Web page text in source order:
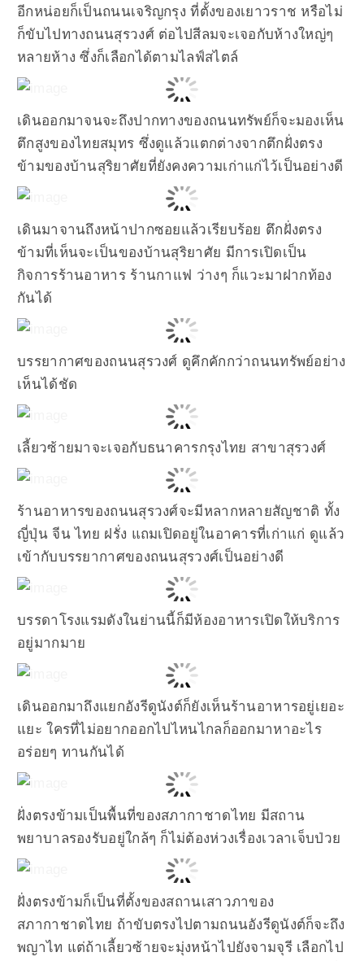
อีกหน่อยก็เป็นถนนเจริญกรุง ที่ตั้งของเยาวราช หรือไม่
ก็ขับไปทางถนนสุรวงศ์ ต่อไปสีลมจะเจอกับห้างใหญ่ๆ
หลายห้าง ซึ่งก็เลือกได้ตามไลฟ์สไตล์
เดินออกมาจนจะถึงปากทางของถนนทรัพย์ก็จะมองเห็น
ตึกสูงของไทยสมุทร ซึ่งดูแล้วแตกต่างจากตึกฝั่งตรง
ข้ามของบ้านสุริยาศัยที่ยังคงความเก่าแก่ไว้เป็นอย่างดี
เดินมาจานถึงหน้าปากซอยแล้วเรียบร้อย ตึกฝั่งตรง
ข้ามที่เห็นจะเป็นของบ้านสุริยาศัย มีการเปิดเป็น
กิจการร้านอาหาร ร้านกาแฟ ว่างๆ ก็แวะมาฝากท้อง
กันได้
บรรยากาศของถนนสุรวงศ์ ดูคึกคักกว่าถนนทรัพย์อย่าง
เห็นได้ชัด
เลี้ยวซ้ายมาจะเจอกับธนาคารกรุงไทย สาขาสุรวงศ์
ร้านอาหารของถนนสุรวงศ์จะมีหลากหลายสัญชาติ ทั้ง
ญี่ปุ่น จีน ไทย ฝรั่ง แถมเปิดอยู่ในอาคารที่เก่าแก่ ดูแล้ว
เข้ากับบรรยากาศของถนนสุรวงศ์เป็นอย่างดี
บรรดาโรงแรมดังในย่านนี้ก็มีห้องอาหารเปิดให้บริการ
อยู่มากมาย
เดินออกมาถึงแยกอังรีดูนังต์ก็ยังเห็นร้านอาหารอยู่เยอะ
แยะ ใครที่ไม่อยากออกไปไหนไกลก็ออกมาหาอะไร
อร่อยๆ ทานกันได้
ฝั่งตรงข้ามเป็นพื้นที่ของสภากาชาดไทย มีสถาน
พยาบาลรองรับอยู่ใกล้ๆ ก็ไม่ต้องห่วงเรื่องเวลาเจ็บป่วย
ฝั่งตรงข้ามก็เป็นที่ตั้งของสถานเสาวภาของ
สภากาชาดไทย ถ้าขับตรงไปตามถนนอังรีดูนังต์ก็จะถึง
พญาไท แต่ถ้าเลี้ยวซ้ายจะมุ่งหน้าไปยังจามจุรี เลือกไป